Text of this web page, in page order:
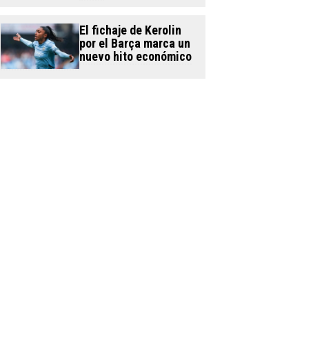
El fichaje de Kerolin
por el Barça marca un
nuevo hito económico